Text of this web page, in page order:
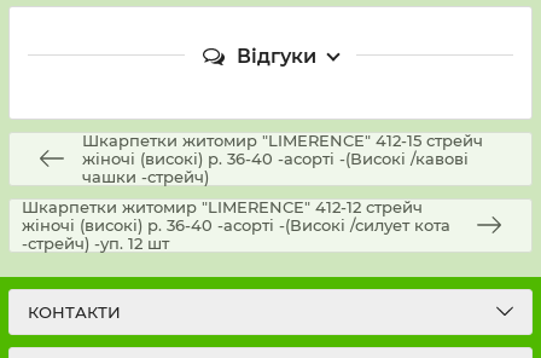
Відгуки
Шкарпетки житомир "LIMERENCE" 412-15 стрейч
жіночі (високі) р. 36-40 -асорті -(Високі /кавові
чашки -стрейч)
Шкарпетки житомир "LIMERENCE" 412-12 стрейч
жіночі (високі) р. 36-40 -асорті -(Високі /силует кота
-стрейч) -уп. 12 шт
КОНТАКТИ